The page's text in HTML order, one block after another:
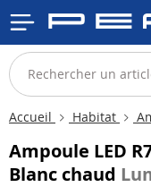
Accueil Habitat
Ampoule LED
Blanc chaud